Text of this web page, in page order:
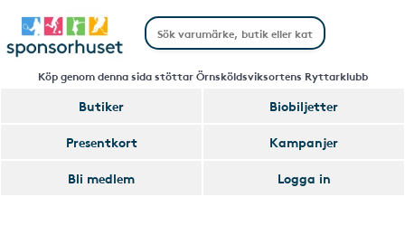
Köp genom denna sida stöttar Örnsköldsviksortens Ryttarklubb
Butiker
Biobiljetter
Presentkort
Kampanjer
Bli medlem
Logga in